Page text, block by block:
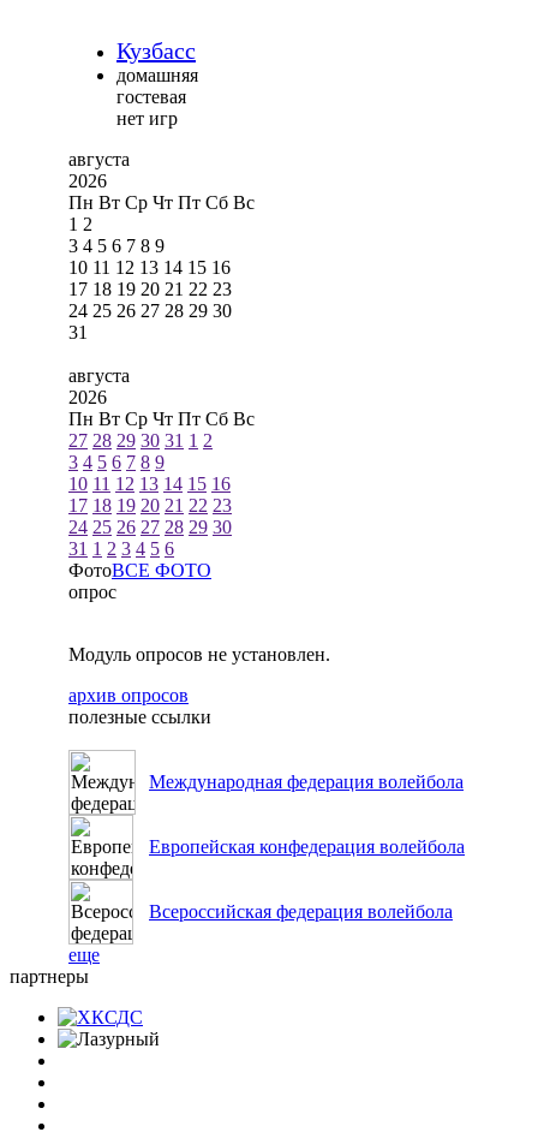
Кузбасс
домашняя
гостевая
нет игр
августа
2026
Пн Вт Ср Чт Пт Сб Вс
1 2
3 4 5 6 7 8 9
10 11 12 13 14 15 16
17 18 19 20 21 22 23
24 25 26 27 28 29 30
31
августа
2026
Пн Вт Ср Чт Пт Сб Вс
27 28 29 30 31 1 2
3 4 5 6 7 8 9
10 11 12 13 14 15 16
17 18 19 20 21 22 23
24 25 26 27 28 29 30
31 1 2 3 4 5 6
ФотоВСЕ ФОТО
опрос
Модуль опросов не установлен.
архив опросов
полезные ссылки
Международная федерация волейбола
Европейская конфедерация волейбола
Всероссийская федерация волейбола
еще
партнеры